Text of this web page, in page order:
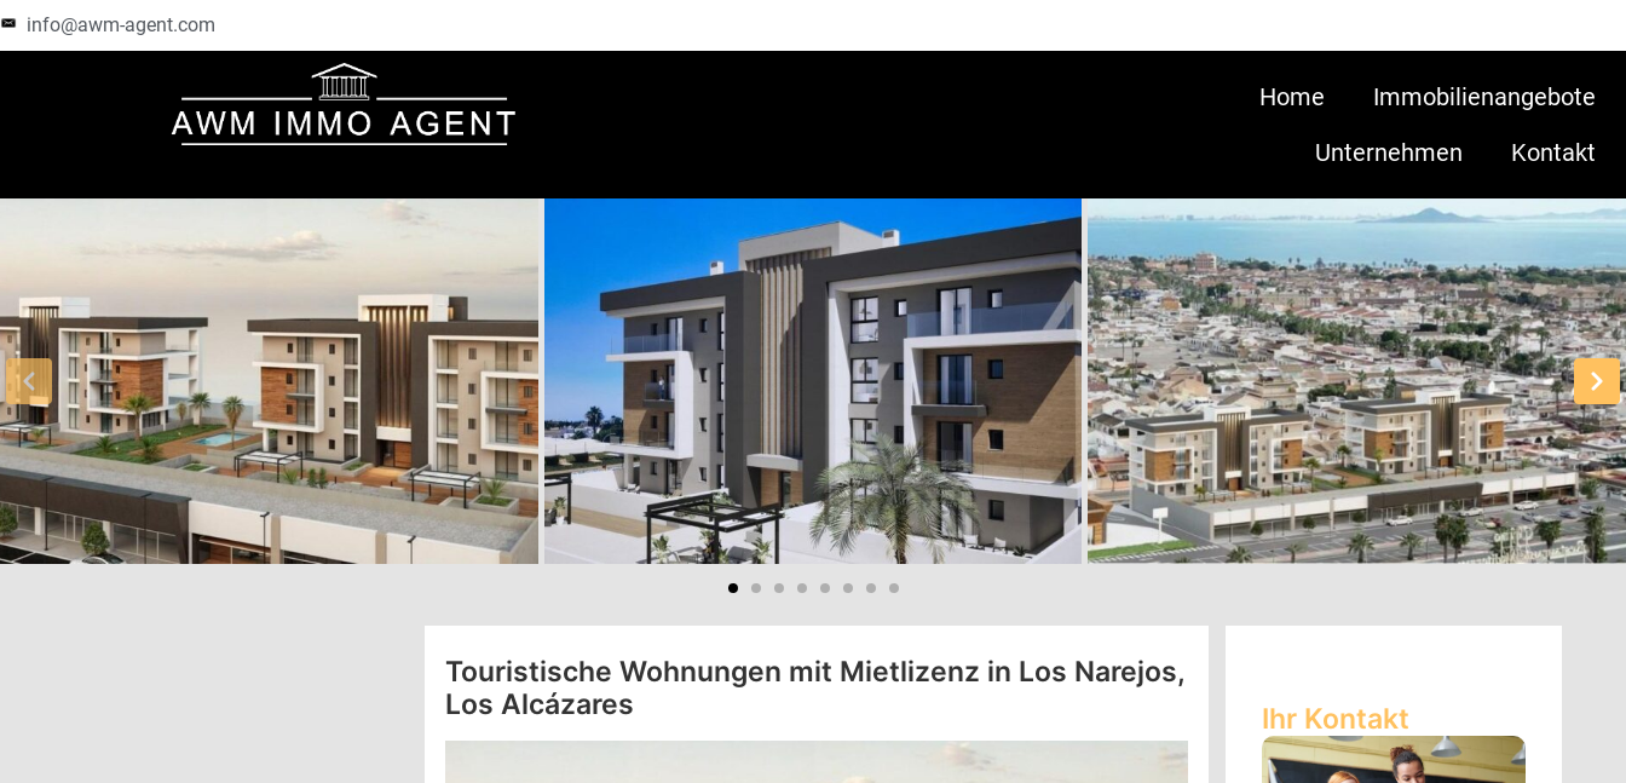
info@awm-agent.com
Home
Immobilienangebote
Unternehmen
Kontakt
Touristische Wohnungen mit Mietlizenz in Los Narejos,
Los Alcázares
Ihr Kontakt